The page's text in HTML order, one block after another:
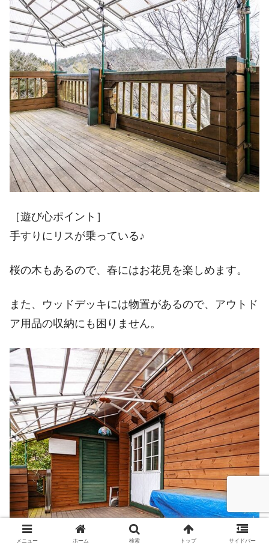
［遊び心ポイント］
手すりにリスが乗っている♪
桜の木もあるので、春にはお花見を楽しめます。
また、ウッドデッキには物置があるので、アウトド
ア用品の収納にも困りません。
メニュー ホーム 検索 トップ サイドバー